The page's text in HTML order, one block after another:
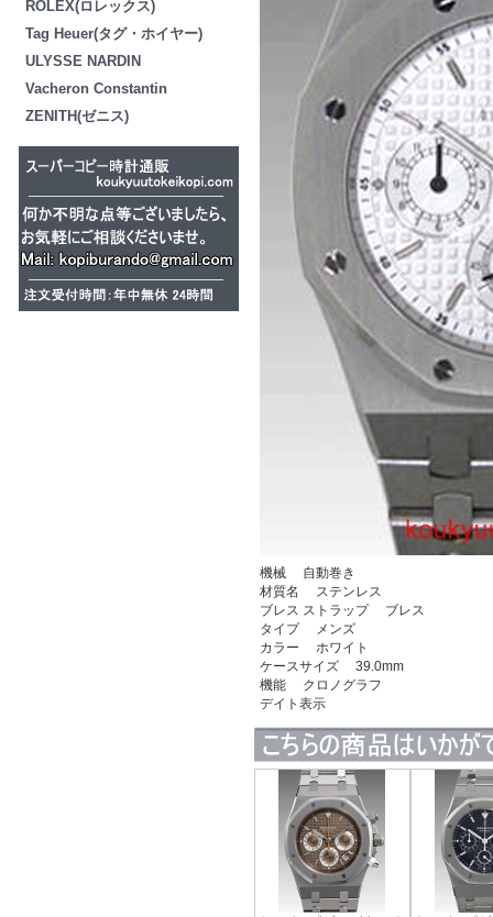
ROLEX(ロレックス)
Tag Heuer(タグ・ホイヤー)
ULYSSE NARDIN
Vacheron Constantin
ZENITH(ゼニス)
機械 自動巻き
材質名 ステンレス
ブレス ストラップ ブレス
タイプ メンズ
カラー ホワイト
ケースサイズ 39.0mm
機能 クロノグラフ
デイト表示